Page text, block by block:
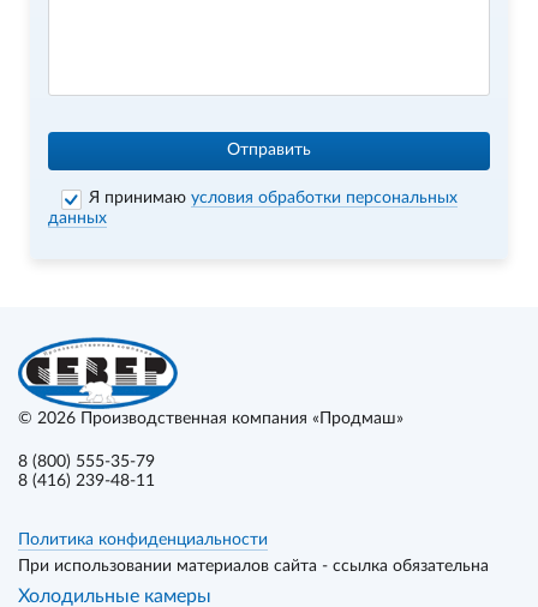
Отправить
Я принимаюусловия обработки персональных
данных
© 2026 Производственная компания «Продмаш»
8 (800) 555-35-79
8 (416) 239-48-11
Политика конфиденциальности
При использовании материалов сайта - ссылка обязательна
Холодильные камеры